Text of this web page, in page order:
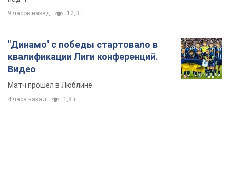
9 часов назад 12,3 т.
"Динамо" с победы стартовало в
квалификации Лиги конференций.
Видео
Матч прошел в Люблине
4 часа назад 1,8 т.